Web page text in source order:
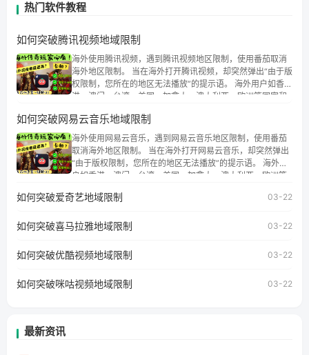
热门软件教程
如何突破腾讯视频地域限制
海外使用腾讯视频，遇到腾讯视频地区限制，使用番茄取消
海外地区限制。 当在海外打开腾讯视频，却突然弹出“由于版
权限制，您所在的地区无法播放”的提示语。 海外用户如香
港、澳门、台湾、美国、加拿大、澳大利亚、欧洲等国家和
权限制问题，且仅能在中国大陆地区播放。 遇到这个问题的
朋友们，使用番茄回国加速器，即可解决「海外用户收听腾
讯视频地区版权限制」的问题，无论人在香港、澳门、台
湾、美国、加拿大、澳大利亚、欧洲等国家和地区工作、留
学、定居等，都可以使用，不再因地区和版权限制所困扰。
如何突破网易云音乐地域限制
海外使用网易云音乐，遇到网易云音乐地区限制，使用番茄
取消海外地区限制。 当在海外打开网易云音乐，却突然弹出
“由于版权限制，您所在的地区无法播放”的提示语。 海外用
户如香港、澳门、台湾、美国、加拿大、澳大利亚、欧洲等
地区及版权限制问题，且仅能在中国大陆地区播放。 遇到这
户收听网易云音乐地区版权限制」的问题，无论人在香港、
工作、留学、定居等，都可以使用，不再因地区和版权限制
所困扰。
如何突破爱奇艺地域限制 03-22
如何突破喜马拉雅地域限制 03-22
如何突破优酷视频地域限制 03-22
如何突破咪咕视频地域限制 03-22
最新资讯